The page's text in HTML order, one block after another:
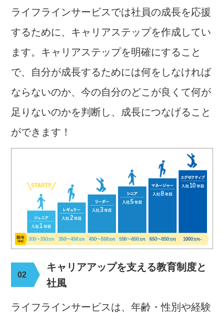
ライフラインサービスでは社員の成長を応援
するために、キャリアステップを作成してい
ます。キャリアステップを明確にすること
で、自分が成長するためには何をしなければ
ならないのか、今の自分のどこが良くて何が
足りないのかを判断し、成長につなげること
ができます！
キャリアアップを支える教育制度と
社風
ライフラインサービスは、年齢・性別や経験